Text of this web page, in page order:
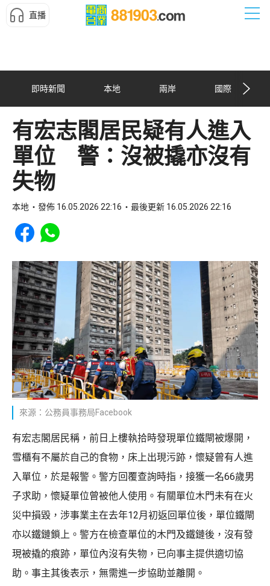
直播
即時新聞 本地 兩岸 國際
有宏志閣居民疑有人進入
單位 警：沒被撬亦沒有
失物
本地 發佈 16.05.2026 22:16 最後更新 16.05.2026 22:16
Share to Facebook
Share to WhatsApp
來源：公務員事務局Facebook
有宏志閣居民稱，前日上樓執拾時發現單位鐵閘被爆開，
雪櫃有不屬於自己的食物，床上出現污跡，懷疑曾有人進
入單位，於是報警。警方回覆查詢時指，接獲一名66歲男
子求助，懷疑單位曾被他人使用。有關單位木門未有在火
災中損毀，涉事業主在去年12月初返回單位後，單位鐵閘
亦以鐵鏈鎖上。警方在檢查單位的木門及鐵鏈後，沒有發
現被撬的痕跡，單位內沒有失物，已向事主提供適切協
助。事主其後表示，無需進一步協助並離開。